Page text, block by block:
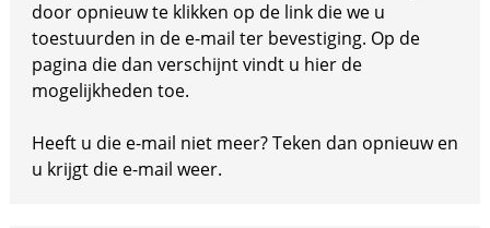
door opnieuw te klikken op de link die we u
toestuurden in de e-mail ter bevestiging. Op de
pagina die dan verschijnt vindt u hier de
mogelijkheden toe.
Heeft u die e-mail niet meer? Teken dan opnieuw en
u krijgt die e-mail weer.